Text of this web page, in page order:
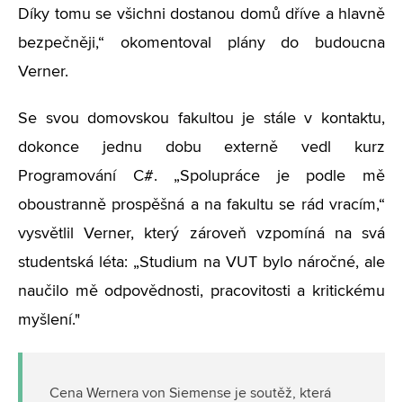
Díky tomu se všichni dostanou domů dříve a hlavně
bezpečněji,“ okomentoval plány do budoucna
Verner.
Se svou domovskou fakultou je stále v kontaktu,
dokonce jednu dobu externě vedl kurz
Programování C#. „Spolupráce je podle mě
oboustranně prospěšná a na fakultu se rád vracím,“
vysvětlil Verner, který zároveň vzpomíná na svá
studentská léta: „Studium na VUT bylo náročné, ale
naučilo mě odpovědnosti, pracovitosti a kritickému
myšlení."
Cena Wernera von Siemense je soutěž, která